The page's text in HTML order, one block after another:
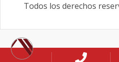
Todos los derechos